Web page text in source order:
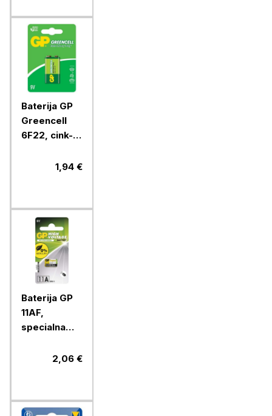
Baterija GP
Greencell
6F22, cink-
1 blister1,94 €
Baterija GP
11AF,
specialna
2,06 €